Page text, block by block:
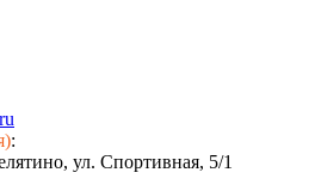
:
ул. Спортивная, 5/1